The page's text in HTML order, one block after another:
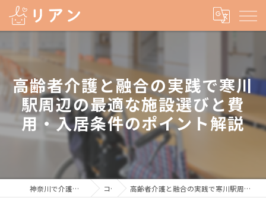
高齢者介護と融合の実践で寒川
駅周辺の最適な施設選びと費
用・入居条件のポイント解説
神奈川で介護の求人なら株式会社リアン コラム 高齢者介護と融合の実践で寒川駅周辺の最適な施設選びと費用・入居条件のポイント解説